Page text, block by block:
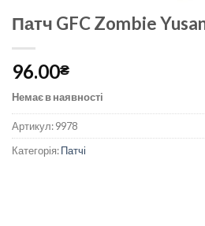
Патч GFC Zombie
96.00₴
Немає в наявності
Артикул:9978
Категорія:Патчі